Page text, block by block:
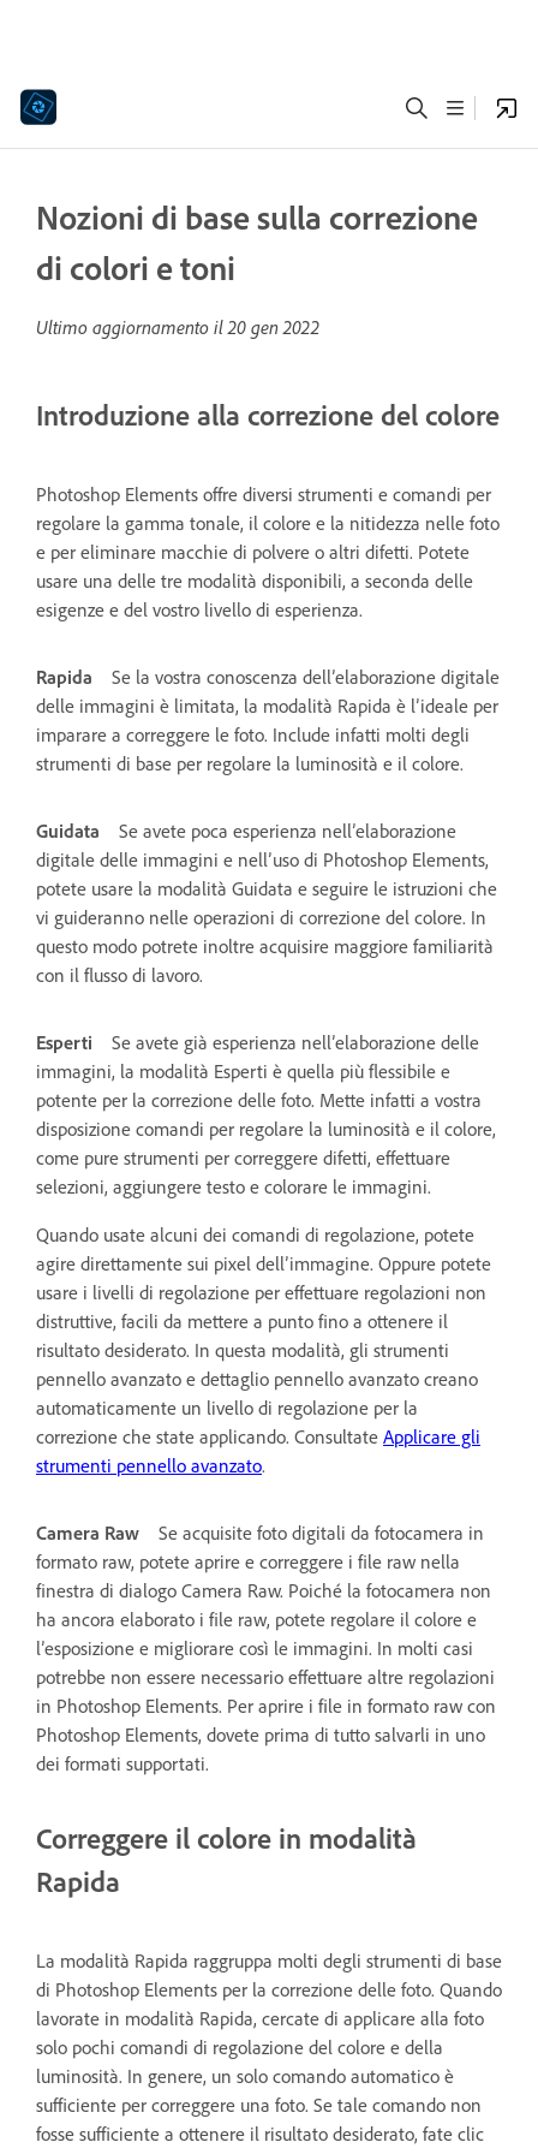
Nozioni di base sulla correzione
di colori e toni
Ultimo aggiornamento il20 gen 2022
Introduzione alla correzione del colore
Photoshop Elements offre diversi strumenti e comandi per
regolare la gamma tonale, il colore e la nitidezza nelle foto
e per eliminare macchie di polvere o altri difetti. Potete
usare una delle tre modalità disponibili, a seconda delle
esigenze e del vostro livello di esperienza.
Rapida
Se la vostra conoscenza dell’elaborazione digitale
delle immagini è limitata, la modalità Rapida è l’ideale per
imparare a correggere le foto. Include infatti molti degli
strumenti di base per regolare la luminosità e il colore.
Guidata
Se avete poca esperienza nell’elaborazione
digitale delle immagini e nell’uso di Photoshop Elements,
potete usare la modalità Guidata e seguire le istruzioni che
vi guideranno nelle operazioni di correzione del colore. In
questo modo potrete inoltre acquisire maggiore familiarità
con il flusso di lavoro.
Esperti
Se avete già esperienza nell’elaborazione delle
immagini, la modalità Esperti è quella più flessibile e
potente per la correzione delle foto. Mette infatti a vostra
disposizione comandi per regolare la luminosità e il colore,
come pure strumenti per correggere difetti, effettuare
selezioni, aggiungere testo e colorare le immagini.
Quando usate alcuni dei comandi di regolazione, potete
agire direttamente sui pixel dell’immagine. Oppure potete
usare i livelli di regolazione per effettuare regolazioni non
distruttive, facili da mettere a punto fino a ottenere il
risultato desiderato. In questa modalità, gli strumenti
pennello avanzato e dettaglio pennello avanzato creano
automaticamente un livello di regolazione per la
correzione che state applicando. Consultate Applicare gli
strumenti pennello avanzato.
Camera Raw
Se acquisite foto digitali da fotocamera in
formato raw, potete aprire e correggere i file raw nella
finestra di dialogo Camera Raw. Poiché la fotocamera non
ha ancora elaborato i file raw, potete regolare il colore e
l’esposizione e migliorare così le immagini. In molti casi
potrebbe non essere necessario effettuare altre regolazioni
in Photoshop Elements. Per aprire i file in formato raw con
Photoshop Elements, dovete prima di tutto salvarli in uno
dei formati supportati.
Correggere il colore in modalità
Rapida
La modalità Rapida raggruppa molti degli strumenti di base
di Photoshop Elements per la correzione delle foto. Quando
lavorate in modalità Rapida, cercate di applicare alla foto
solo pochi comandi di regolazione del colore e della
luminosità. In genere, un solo comando automatico è
sufficiente per correggere una foto. Se tale comando non
fosse sufficiente a ottenere il risultato desiderato, fate clic